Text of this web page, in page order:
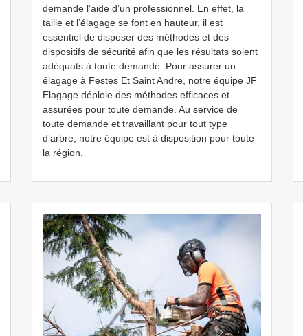
demande l’aide d’un professionnel. En effet, la
taille et l’élagage se font en hauteur, il est
essentiel de disposer des méthodes et des
dispositifs de sécurité afin que les résultats soient
adéquats à toute demande. Pour assurer un
élagage à Festes Et Saint Andre, notre équipe JF
Elagage déploie des méthodes efficaces et
assurées pour toute demande. Au service de
toute demande et travaillant pour tout type
d’arbre, notre équipe est à disposition pour toute
la région.